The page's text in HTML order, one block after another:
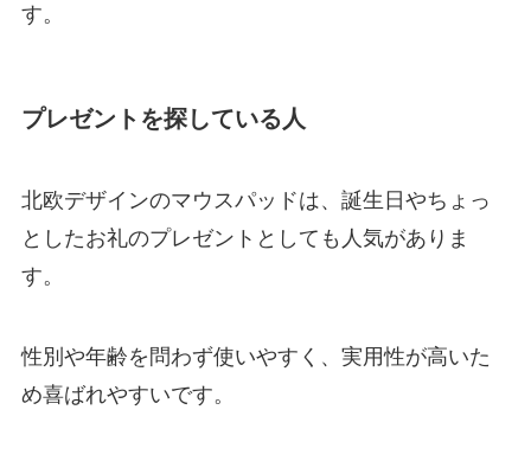
す。
プレゼントを探している人
北欧デザインのマウスパッドは、誕生日やちょっ
としたお礼のプレゼントとしても人気がありま
す。
性別や年齢を問わず使いやすく、実用性が高いた
め喜ばれやすいです。